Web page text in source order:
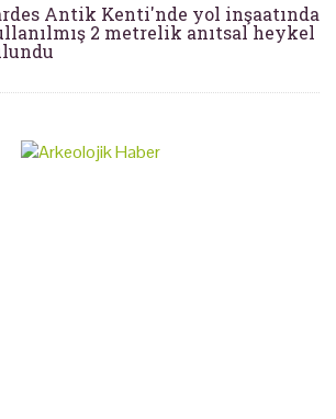
Antik Kenti'nde yol inşaatında
2 metrelik anıtsal heykel